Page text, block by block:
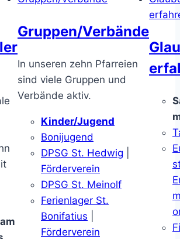
Gruppen/Verbände
In unseren zehn Pfarreien
sind viele Gruppen und
Verbände aktiv.
Kinder/Jugend
Bonijugend
DPSG St. Hedwig
Förderverein
DPSG St. Meinolf
Ferienlager St.
Bonifatius
Förderverein